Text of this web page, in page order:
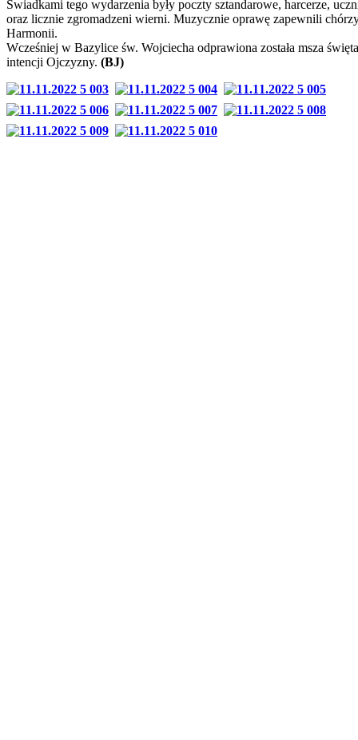
Świadkami tego wydarzenia były poczty sztandarowe, harcerze,
oraz licznie zgromadzeni wierni. Muzycznie oprawę zapewnili
Harmonii.
Wcześniej w Bazylice św. Wojciecha odprawiona została msza
intencji Ojczyzny. (BJ)